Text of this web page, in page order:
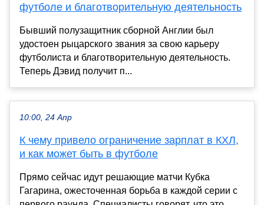
футболе и благотворительную деятельность
Бывший полузащитник сборной Англии был
удостоен рыцарского звания за свою карьеру
футболиста и благотворительную деятельность.
Теперь Дэвид получит п...
10:00, 24 Апр
К чему привело ограничение зарплат в КХЛ,
и как может быть в футболе
Прямо сейчас идут решающие матчи Кубка
Гагарина, ожесточенная борьба в каждой серии с